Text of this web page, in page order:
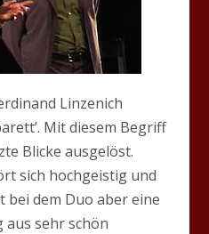
Linzenich
Mit diesem Begriff
Blicke ausgelöst.
sich hochgeistig und
bei dem Duo aber eine
sehr schön